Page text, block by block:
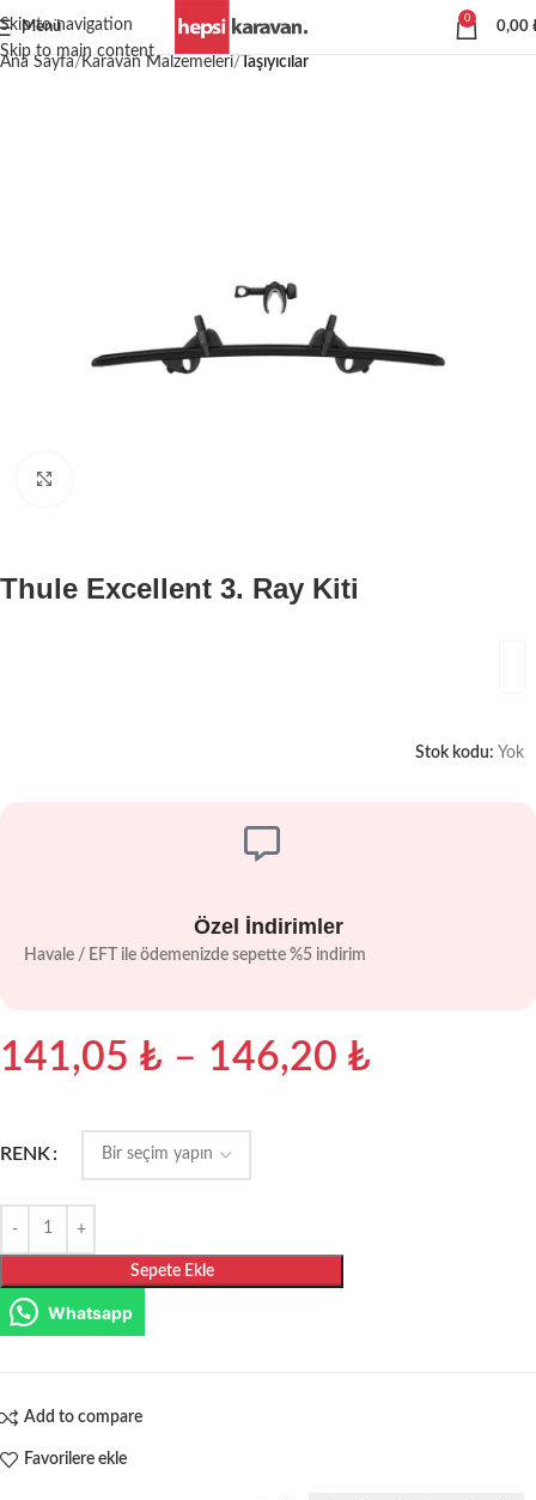
Skip to navigation
Skip to main content
Menü
0
0,00
Ana Sayfa Karavan Malzemeleri Taşıyıcılar
Thule Excellent 3. Ray Kiti
Stok kodu: Yok
Özel İndirimler
Havale / EFT ile ödemenizde sepette %5 indirim
141,05 ₺ – 146,20 ₺
RENK
Sepete Ekle
Whatsapp
Add to compare
Favorilere ekle